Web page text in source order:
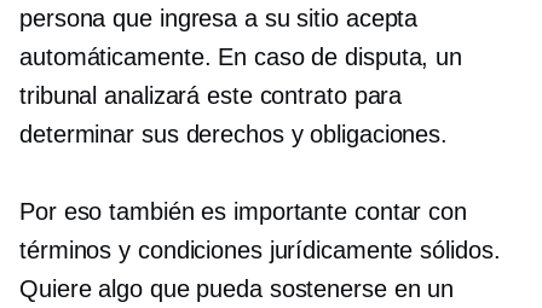
persona que ingresa a su sitio acepta
automáticamente. En caso de disputa, un
tribunal analizará este contrato para
determinar sus derechos y obligaciones.
Por eso también es importante contar con
términos y condiciones jurídicamente sólidos.
Quiere algo que pueda sostenerse en un